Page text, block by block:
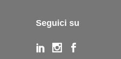
Seguici su